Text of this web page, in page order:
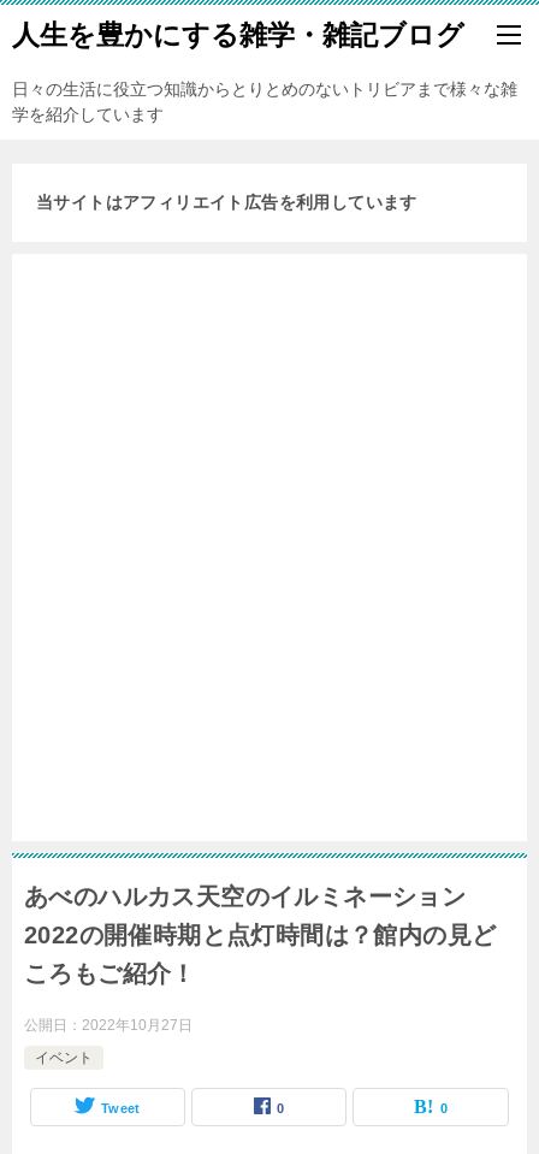
人生を豊かにする雑学・雑記ブログ
日々の生活に役立つ知識からとりとめのないトリビアまで様々な雑
学を紹介しています
当サイトはアフィリエイト広告を利用しています
あべのハルカス天空のイルミネーション
2022の開催時期と点灯時間は？館内の見ど
ころもご紹介！
公開日： 2022年10月27日
イベント
Tweet 0 0